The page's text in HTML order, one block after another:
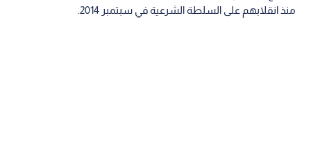
منذ انقلابهم على السلطة الشرعية في سبتمبر 2014.